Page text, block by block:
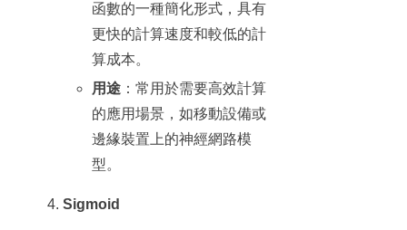
函數的一種簡化形式，具有
更快的計算速度和較低的計
算成本。
用途 ：常用於需要高效計算
的應用場景，如移動設備或
邊緣裝置上的神經網路模
型。
Sigmoid